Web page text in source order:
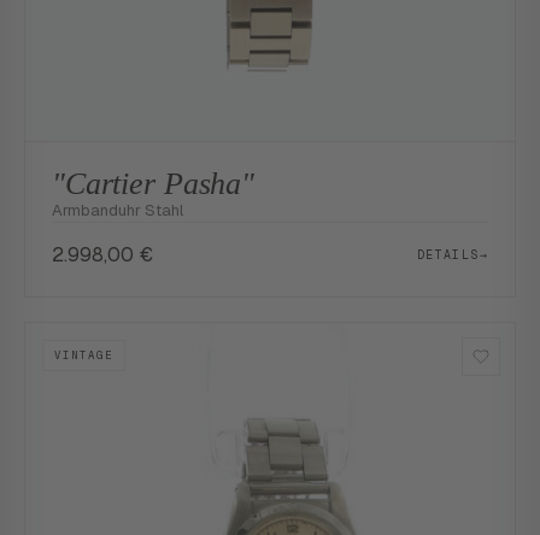
"Cartier Pasha"
Armbanduhr Stahl
2.998,00 € DETAILS→
VINTAGE